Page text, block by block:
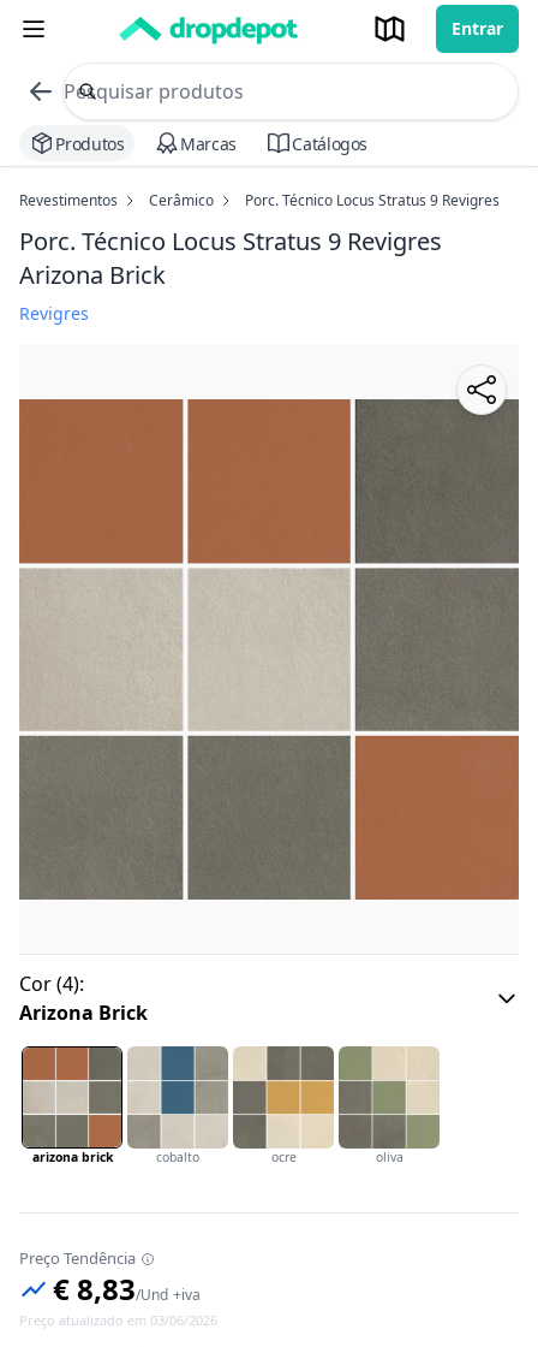
Entrar
commerce search no header
Procurar
Produtos Marcas Catálogos
Revestimentos Cerâmico Porc. Técnico Locus Stratus 9 Revigres
Porc. Técnico Locus Stratus 9 Revigres
Arizona Brick
Revigres
Cor(4):
Arizona Brick
arizona brick cobalto ocre oliva
Preço Tendência
€ 8,83/Und +iva
Preço atualizado em 03/06/2026